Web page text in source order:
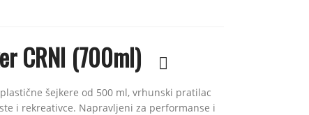
CRNI (700ml)
šejkere od 500 ml, vrhunski pratilac
i rekreativce. Napravljeni za performanse i